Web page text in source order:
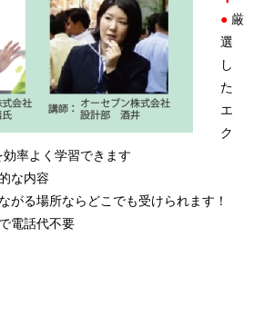
● 厳
選
し
た
エ
ク
率よく学習できます
な内容
がる場所ならどこでも受けられます！
電話代不要